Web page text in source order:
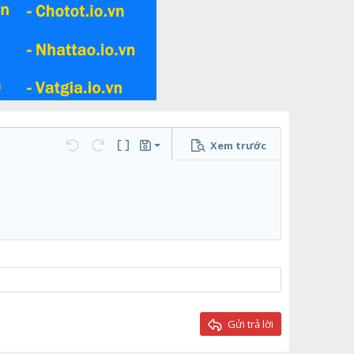
Undo Redo Toggle BB code
Bản thảo
Lưu nháp
Xem trước
Gửi trả lời